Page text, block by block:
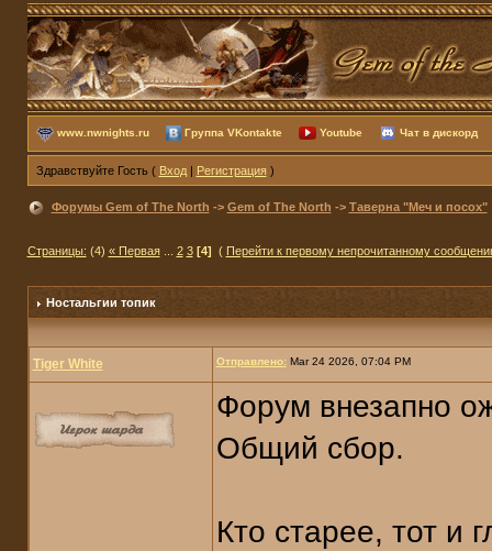
www.nwnights.ru Группа VKontakte Youtube Чат в дискорд
Здравствуйте Гость ( Вход| Регистрация)
Форумы Gem of The North -> Gem of The North -> Таверна "Меч и посох"
Страницы: (4) « Первая... 2 3 [4] ( Перейти к первому непрочитанному
Ностальгии топик
Tiger White Отправлено:Mar 24 2026, 07:04 PM
Форум внезапно
Общий сбор.
Кто старее, тот и